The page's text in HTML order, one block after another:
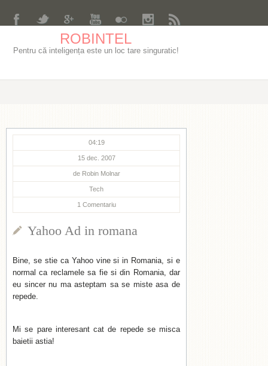
ROBINTEL
Pentru că inteligența este un loc tare singuratic!
04:19
15 dec. 2007
de Robin Molnar
Tech
1 Comentariu
Yahoo Ad in romana
Bine, se stie ca Yahoo vine si in Romania, si e
normal ca reclamele sa fie si din Romania, dar
eu sincer nu ma asteptam sa se miste asa de
repede.
Mi se pare interesant cat de repede se misca
baietii astia!